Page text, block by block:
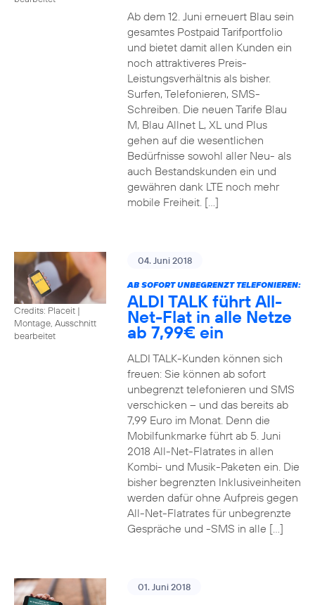
Ab dem 12. Juni erneuert Blau sein
gesamtes Postpaid Tarifportfolio
und bietet damit allen Kunden ein
noch attraktiveres Preis-
Leistungsverhältnis als bisher.
Surfen, Telefonieren, SMS-
Schreiben. Die neuen Tarife Blau
M, Blau Allnet L, XL und Plus
gehen auf die wesentlichen
Bedürfnisse sowohl aller Neu- als
auch Bestandskunden ein und
gewähren dank LTE noch mehr
mobile Freiheit. […]
Credits: Placeit |
Montage, Ausschnitt
bearbeitet
04. Juni 2018
AB SOFORT UNBEGRENZT TELEFONIEREN:
ALDI TALK führt All-
Net-Flat in alle Netze
ab 7,99€ ein
ALDI TALK-Kunden können sich
freuen: Sie können ab sofort
unbegrenzt telefonieren und SMS
verschicken – und das bereits ab
7,99 Euro im Monat. Denn die
Mobilfunkmarke führt ab 5. Juni
2018 All-Net-Flatrates in allen
Kombi- und Musik-Paketen ein. Die
bisher begrenzten Inklusiveinheiten
werden dafür ohne Aufpreis gegen
All-Net-Flatrates für unbegrenzte
Gespräche und -SMS in alle […]
01. Juni 2018